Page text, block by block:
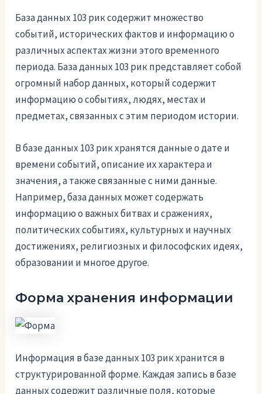
База данных 103 рик содержит множество
событий, исторических фактов и информацию о
различных аспектах жизни этого временного
периода. База данных 103 рик представляет собой
огромный набор данных, который содержит
информацию о событиях, людях, местах и
предметах, связанных с этим периодом истории.
В базе данных 103 рик хранятся данные о дате и
времени событий, описание их характера и
значения, а также связанные с ними данные.
Например, база данных может содержать
информацию о важных битвах и сражениях,
политических событиях, культурных и научных
достижениях, религиозных и философских идеях,
образовании и многое другое.
Форма хранения информации
Информация в базе данных 103 рик хранится в
структурированной форме. Каждая запись в базе
данных содержит различные поля, которые